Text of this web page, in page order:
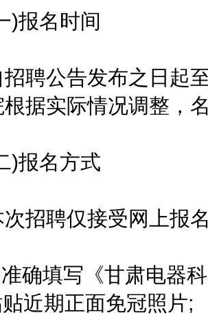
名时间
公告发布之日起至
根据实际情况调整，
名方式
聘仅接受网上报名
填写《甘肃电器科
近期正面免冠照片;